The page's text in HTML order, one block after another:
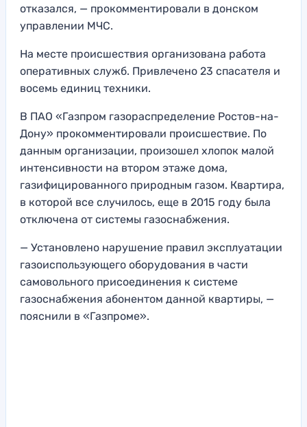
отказался, — прокомментировали в донском
управлении МЧС.
На месте происшествия организована работа
оперативных служб. Привлечено 23 спасателя и
восемь единиц техники.
В ПАО «Газпром газораспределение Ростов-на-
Дону» прокомментировали происшествие. По
данным организации, произошел хлопок малой
интенсивности на втором этаже дома,
газифицированного природным газом. Квартира,
в которой все случилось, еще в 2015 году была
отключена от системы газоснабжения.
— Установлено нарушение правил эксплуатации
газоиспользующего оборудования в части
самовольного присоединения к системе
газоснабжения абонентом данной квартиры, —
пояснили в «Газпроме».